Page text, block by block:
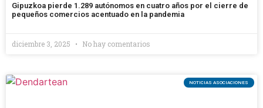
Gipuzkoa pierde 1.289 autónomos en cuatro años por el cierre de
pequeños comercios acentuado en la pandemia
diciembre 3, 2025 No hay comentarios
NOTICIAS ASOCIACIONES